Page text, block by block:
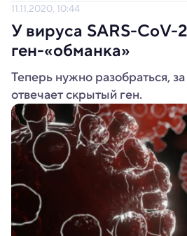
11.11.2020, 10:44
У вируса SARS-CoV-
ген-«обманка»
Теперь нужно разобраться,
отвечает скрытый ген.